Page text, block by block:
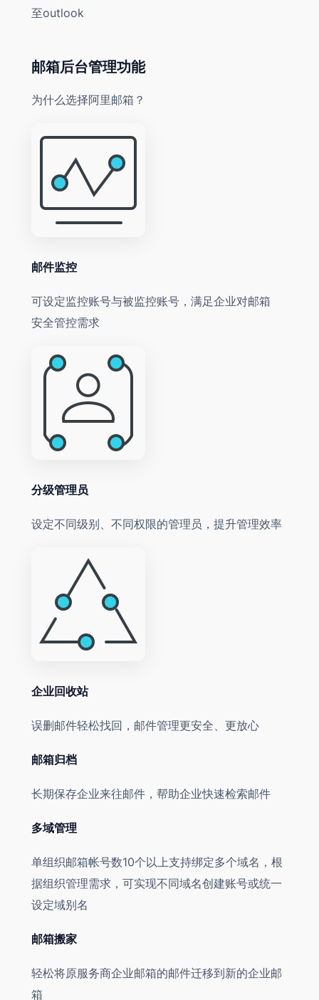
至outlook
邮箱后台管理功能
为什么选择阿里邮箱？
邮件监控
可设定监控账号与被监控账号，满足企业对邮箱
安全管控需求
分级管理员
设定不同级别、不同权限的管理员，提升管理效率
企业回收站
误删邮件轻松找回，邮件管理更安全、更放心
邮箱归档
长期保存企业来往邮件，帮助企业快速检索邮件
多域管理
单组织邮箱帐号数10个以上支持绑定多个域名，根
据组织管理需求，可实现不同域名创建账号或统一
设定域别名
邮箱搬家
轻松将原服务商企业邮箱的邮件迁移到新的企业邮
箱